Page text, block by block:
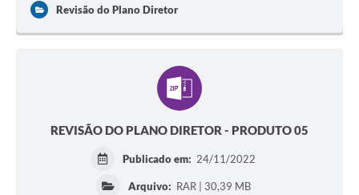
Revisão do Plano Diretor
REVISÃO DO PLANO DIRETOR - PRODUTO 05
Publicado em: 24/11/2022
Arquivo: RAR | 30,39 MB